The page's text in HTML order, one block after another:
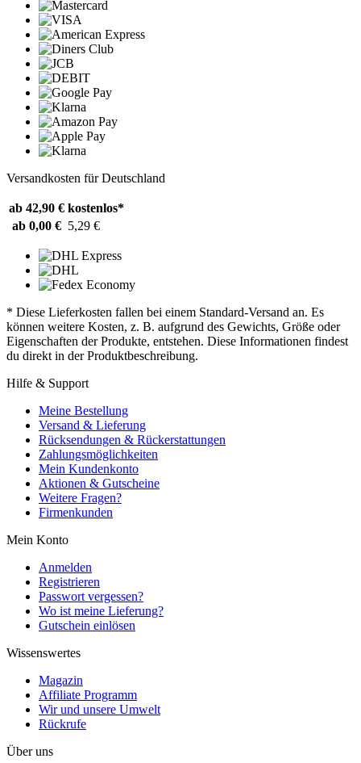
Versandkosten für Deutschland
ab 42,90 € kostenlos*
ab 0,00 € 5,29 €
* Diese Lieferkosten fallen bei einem Standard-Versand an. Es
können weitere Kosten, z. B. aufgrund des Gewichts, Größe oder
Eigenschaften der Produkte, entstehen. Diese Informationen findest
du direkt in der Produktbeschreibung.
Hilfe & Support
Meine Bestellung
Versand & Lieferung
Rücksendungen & Rückerstattungen
Zahlungsmöglichkeiten
Mein Kundenkonto
Aktionen & Gutscheine
Weitere Fragen?
Firmenkunden
Mein Konto
Anmelden
Registrieren
Passwort vergessen?
Wo ist meine Lieferung?
Gutschein einlösen
Wissenswertes
Magazin
Affiliate Programm
Wir und unsere Umwelt
Rückrufe
Über uns